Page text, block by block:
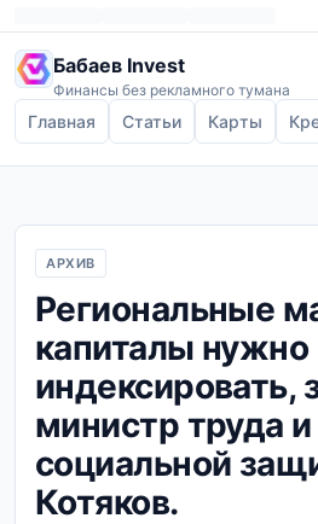
Бабаев Invest
Финансы без рекламного тумана
Главная Статьи Карты
АРХИВ
Региональные
капиталы нужно
индексировать,
министр труда и
социальной
Котяков.